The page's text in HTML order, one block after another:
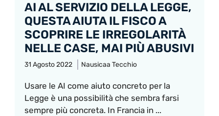
AI AL SERVIZIO DELLA LEGGE,
QUESTA AIUTA IL FISCO A
SCOPRIRE LE IRREGOLARITÀ
NELLE CASE, MAI PIÙ ABUSIVI
31 Agosto 2022 Nausicaa Tecchio
Usare le AI come aiuto concreto per la
Legge è una possibilità che sembra farsi
sempre più concreta. In Francia in ...